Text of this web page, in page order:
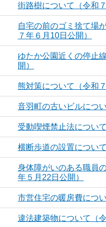
街路樹について（令和
自宅の前のゴミ捨て場
７年６月10日公開）
ゆたか公園近くの停止
開）
熊対策について（令和
音羽町の古いビルにつ
受動喫煙禁止法につい
横断歩道の設置につい
身体障がいのある職員
年５月22日公開）
市営住宅の暖房費につ
違法建築物について（